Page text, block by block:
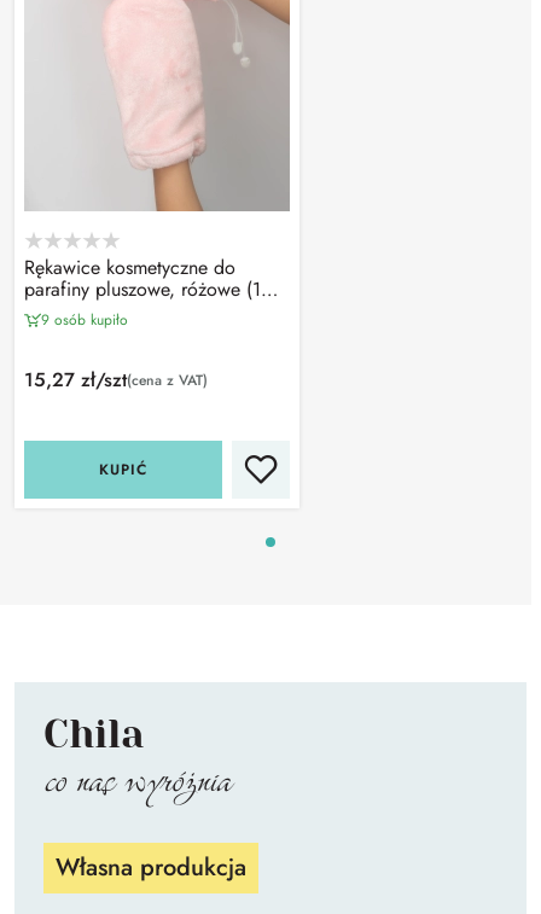
Rękawice kosmetyczne do
parafiny pluszowe, różowe (1
para)
9 osób kupiło
15,27 zł/szt(cena z VAT)
KUPIĆ
Chila
co nas wyróżnia
Własna produkcja